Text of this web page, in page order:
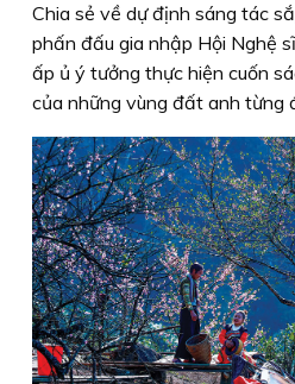
Chia sẻ về dự định sáng tác
phấn đấu gia nhập Hội Nghệ
ấp ủ ý tưởng thực hiện cuốn
của những vùng đất anh từng